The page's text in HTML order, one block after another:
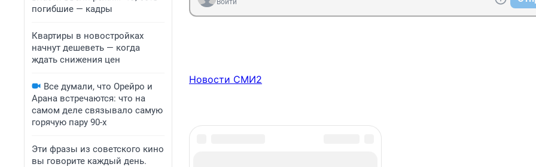
погибшие — кадры
Квартиры в новостройках
начнут дешеветь — когда
ждать снижения цен
Все думали, что Орейро и
Арана встречаются: что на
самом деле связывало самую
горячую пару 90-х
Эти фразы из советского кино
вы говорите каждый день.
Войти
Новости СМИ2